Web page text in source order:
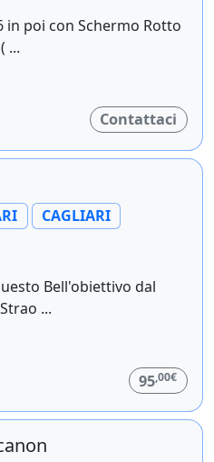
poi con Schermo Rotto
...
Contattaci
CAGLIARI
Bell'obiettivo dal
...
95,00€